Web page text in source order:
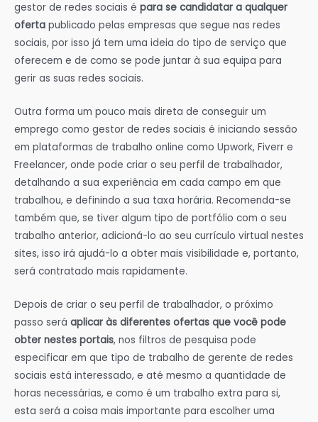
gestor de redes sociais é para se candidatar a qualquer
oferta publicado pelas empresas que segue nas redes
sociais, por isso já tem uma ideia do tipo de serviço que
oferecem e de como se pode juntar à sua equipa para
gerir as suas redes sociais.
Outra forma um pouco mais direta de conseguir um
emprego como gestor de redes sociais é iniciando sessão
em plataformas de trabalho online como Upwork, Fiverr e
Freelancer, onde pode criar o seu perfil de trabalhador,
detalhando a sua experiência em cada campo em que
trabalhou, e definindo a sua taxa horária. Recomenda-se
também que, se tiver algum tipo de portfólio com o seu
trabalho anterior, adicioná-lo ao seu currículo virtual nestes
sites, isso irá ajudá-lo a obter mais visibilidade e, portanto,
será contratado mais rapidamente.
Depois de criar o seu perfil de trabalhador, o próximo
passo será aplicar às diferentes ofertas que você pode
obter nestes portais, nos filtros de pesquisa pode
especificar em que tipo de trabalho de gerente de redes
sociais está interessado, e até mesmo a quantidade de
horas necessárias, e como é um trabalho extra para si,
esta será a coisa mais importante para escolher uma